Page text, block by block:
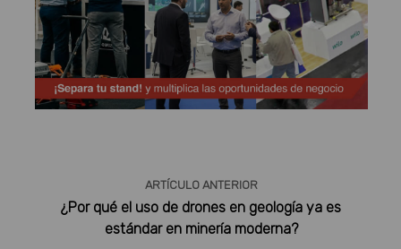
ARTÍCULO ANTERIOR
¿Por qué el uso de drones en geología ya es
estándar en minería moderna?